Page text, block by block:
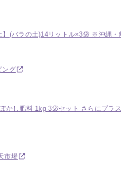
】(バラの土)14リットル×3袋 ※沖縄・
ング
かし肥料 1kg 3袋セット さらにプラ
市場